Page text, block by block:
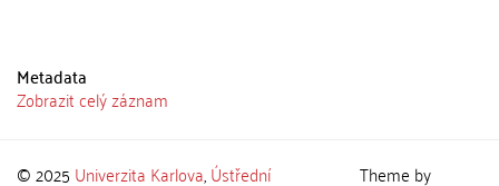
Metadata
Zobrazit celý záznam
© 2025 Univerzita Karlova,Ústřední Theme by